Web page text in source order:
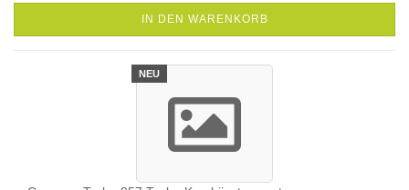
IN DEN WARENKORB
NEU